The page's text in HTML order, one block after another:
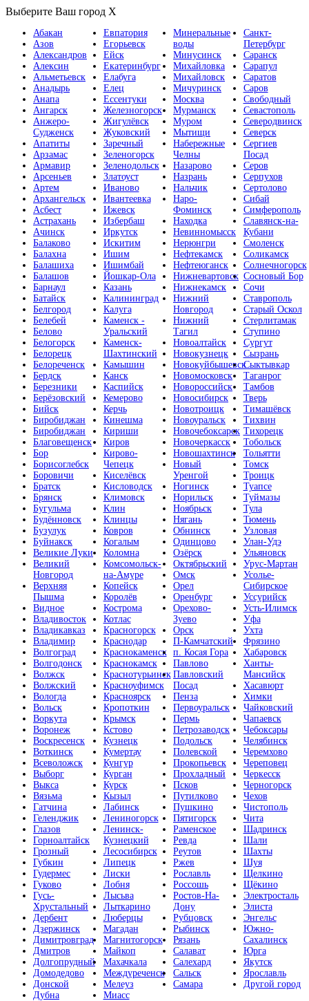
Выберите Ваш город X
Абакан
Азов
Александров
Алексин
Альметьевск
Анадырь
Анапа
Ангарск
Анжеро-
Судженск
Апатиты
Арзамас
Армавир
Арсеньев
Артем
Архангельск
Асбест
Астрахань
Ачинск
Балаково
Балахна
Балашиха
Балашов
Барнаул
Батайск
Белгород
Белебей
Белово
Белогорск
Белорецк
Белореченск
Бердск
Березники
Берёзовский
Бийск
Биробиджан
Биробиджан
Благовещенск
Бор
Борисоглебск
Боровичи
Братск
Брянск
Бугульма
Будённовск
Бузулук
Буйнакск
Великие Луки
Великий
Новгород
Верхняя
Пышма
Видное
Владивосток
Владикавказ
Владимир
Волгоград
Волгодонск
Волжск
Волжский
Вологда
Вольск
Воркута
Воронеж
Воскресенск
Воткинск
Всеволожск
Выборг
Выкса
Вязьма
Гатчина
Геленджик
Глазов
Горноалтайск
Грозный
Губкин
Гудермес
Гуково
Гусь-
Хрустальный
Дербент
Дзержинск
Димитровград
Дмитров
Долгопрудный
Домодедово
Донской
Дубна
Евпатория
Егорьевск
Ейск
Екатеринбург
Елабуга
Елец
Ессентуки
Железногорск
Жигулёвск
Жуковский
Заречный
Зеленогорск
Зеленодольск
Златоуст
Иваново
Ивантеевка
Ижевск
Избербаш
Иркутск
Искитим
Ишим
Ишимбай
Йошкар-Ола
Казань
Калининград
Калуга
Каменск -
Уральский
Каменск-
Шахтинский
Камышин
Канск
Каспийск
Кемерово
Керчь
Кинешма
Кириши
Киров
Кирово-
Чепецк
Киселёвск
Кисловодск
Климовск
Клин
Клинцы
Ковров
Когалым
Коломна
Комсомольск-
на-Амуре
Копейск
Королёв
Кострома
Котлас
Красногорск
Краснодар
Краснокаменск
Краснокамск
Краснотурьинск
Красноуфимск
Красноярск
Кропоткин
Крымск
Кстово
Кузнецк
Кумертау
Кунгур
Курган
Курск
Кызыл
Лабинск
Лениногорск
Ленинск-
Кузнецкий
Лесосибирск
Липецк
Лиски
Лобня
Лысьва
Лыткарино
Люберцы
Магадан
Магнитогорск
Майкоп
Махачкала
Междуреченск
Мелеуз
Миасс
Минеральные
воды
Минусинск
Михайловка
Михайловск
Мичуринск
Москва
Мурманск
Муром
Мытищи
Набережные
Челны
Назарово
Назрань
Нальчик
Наро-
Фоминск
Находка
Невинномысск
Нерюнгри
Нефтекамск
Нефтеюганск
Нижневартовск
Нижнекамск
Нижний
Новгород
Нижний
Тагил
Новоалтайск
Новокузнецк
Новокуйбышевск
Новомосковск
Новороссийск
Новосибирск
Новотроицк
Новоуральск
Новочебоксарск
Новочеркасск
Новошахтинск
Новый
Уренгой
Ногинск
Норильск
Ноябрьск
Нягань
Обнинск
Одинцово
Озёрск
Октябрьский
Омск
Орел
Оренбург
Орехово-
Зуево
Орск
П-Камчатский
п. Косая Гора
Павлово
Павловский
Посад
Пенза
Первоуральск
Пермь
Петрозаводск
Подольск
Полевской
Прокопьевск
Прохладный
Псков
Путилково
Пушкино
Пятигорск
Раменское
Ревда
Реутов
Ржев
Рославль
Россошь
Ростов-На-
Дону
Рубцовск
Рыбинск
Рязань
Салават
Салехард
Сальск
Самара
Санкт-
Петербург
Саранск
Сарапул
Саратов
Саров
Свободный
Севастополь
Северодвинск
Северск
Сергиев
Посад
Серов
Серпухов
Сертолово
Сибай
Симферополь
Славянск-на-
Кубани
Смоленск
Соликамск
Солнечногорск
Сосновый Бор
Сочи
Ставрополь
Старый Оскол
Стерлитамак
Ступино
Сургут
Сызрань
Сыктывкар
Таганрог
Тамбов
Тверь
Тимашёвск
Тихвин
Тихорецк
Тобольск
Тольятти
Томск
Троицк
Туапсе
Туймазы
Тула
Тюмень
Узловая
Улан-Удэ
Ульяновск
Урус-Мартан
Усолье-
Сибирское
Уссурийск
Усть-Илимск
Уфа
Ухта
Фрязино
Хабаровск
Ханты-
Мансийск
Хасавюрт
Химки
Чайковский
Чапаевск
Чебоксары
Челябинск
Черемхово
Череповец
Черкесск
Черногорск
Чехов
Чистополь
Чита
Шадринск
Шали
Шахты
Шуя
Щелкино
Щёкино
Электросталь
Элиста
Энгельс
Южно-
Сахалинск
Юрга
Якутск
Ярославль
Другой город